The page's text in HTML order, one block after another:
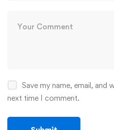
Save my name, email, and
next time I comment.